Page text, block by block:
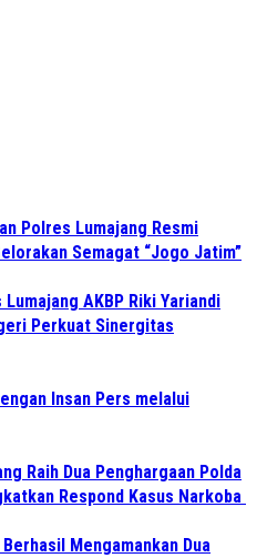
Polres Lumajang Resmi
Semagat “Jogo Jatim”
AKBP Riki Yariandi
Perkuat Sinergitas
Insan Pers melalui
Raih Dua Penghargaan Polda
Respond Kasus Narkoba
Mengamankan Dua